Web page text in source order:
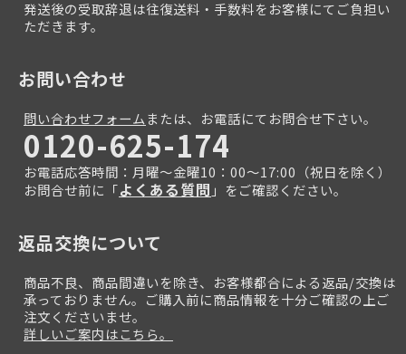
発送後の受取辞退は往復送料・手数料をお客様にてご負担い
ただきます。
お問い合わせ
問い合わせフォームまたは、お電話にてお問合せ下さい。
0120-625-174
お電話応答時間：月曜～金曜10：00～17:00（祝日を除く）
お問合せ前に「よくある質問 」をご確認ください。
返品交換について
商品不良、商品間違いを除き、お客様都合による返品/交換は
承っておりません。ご購入前に商品情報を十分ご確認の上ご
注文くださいませ。
詳しいご案内はこちら。